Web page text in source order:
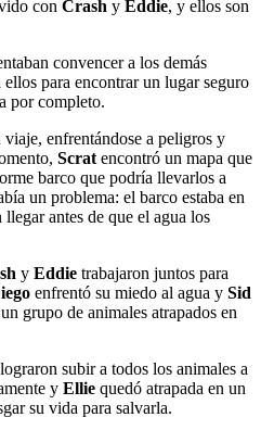
con Crash y Eddie, y ellos son
convencer a los demás
para encontrar un lugar seguro
por completo.
enfrentándose a peligros y
Scratencontró un mapa que
barco que podría llevarlos a
un problema: el barco estaba en
antes de que el agua los
y Eddie trabajaron juntos para
enfrentó su miedo al agua y Sid
grupo de animales atrapados en
subir a todos los animales a
y Ellie quedó atrapada en un
su vida para salvarla.